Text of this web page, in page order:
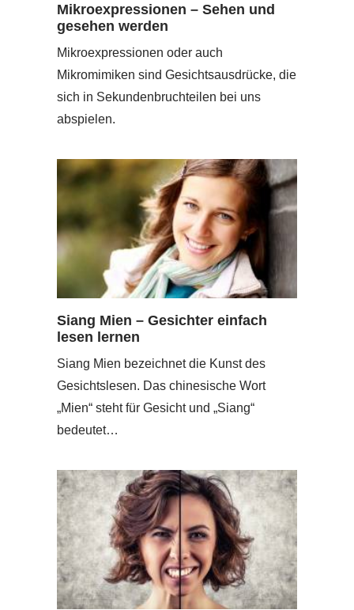
Mikroexpressionen – Sehen und
gesehen werden
Mikroexpressionen oder auch
Mikromimiken sind Gesichtsausdrücke, die
sich in Sekundenbruchteilen bei uns
abspielen.
Siang Mien – Gesichter einfach
lesen lernen
Siang Mien bezeichnet die Kunst des
Gesichtslesen. Das chinesische Wort
„Mien“ steht für Gesicht und „Siang“
bedeutet…